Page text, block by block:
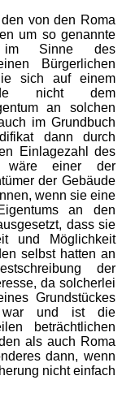
von den Roma
um so genannte
im Sinne des
Bürgerlichen
sich auf einem
nicht dem
an solchen
im Grundbuch
dann durch
Einlagezahl des
wäre einer der
der Gebäude
wenn sie eine
an den
dass sie
und Möglichkeit
selbst hatten an
der
da solcherlei
Grundstückes
war und ist die
beträchtlichen
als auch Roma
dann, wenn
nicht einfach